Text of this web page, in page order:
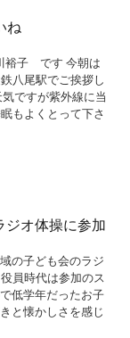
ね
裕子 です 今朝は
八尾駅でご挨拶し
ですが紫外線に当
もよくとって下さ
ジオ体操に参加
の子ども会のラジ
員時代は参加のス
低学年だったお子
と懐かしさを感じ